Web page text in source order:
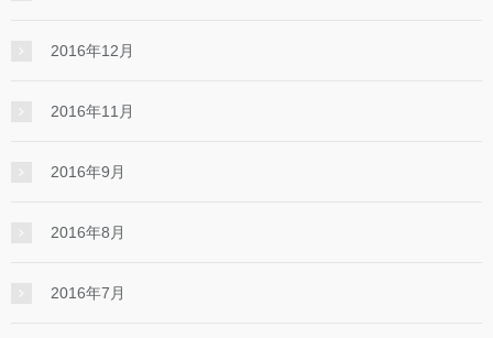
2016年12月
2016年11月
2016年9月
2016年8月
2016年7月